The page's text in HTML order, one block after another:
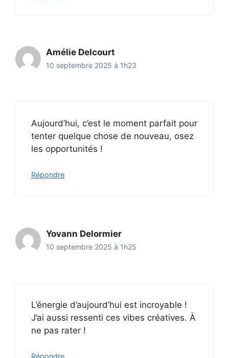
Amélie Delcourt
10 septembre 2025 à 1h23
Aujourd’hui, c’est le moment parfait pour
tenter quelque chose de nouveau, osez
les opportunités !
Répondre
Yovann Delormier
10 septembre 2025 à 1h25
L’énergie d’aujourd’hui est incroyable !
J’ai aussi ressenti ces vibes créatives. À
ne pas rater !